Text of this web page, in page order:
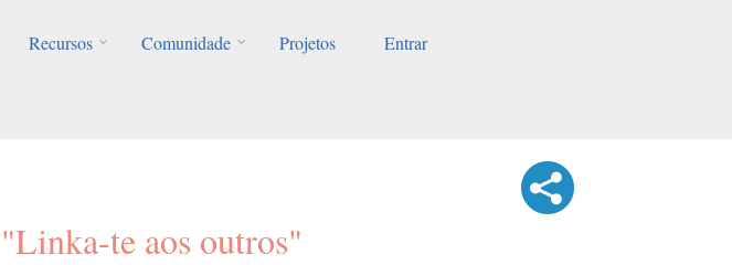
Recursos
Comunidade Projetos Entrar
"Linka-te aos outros"